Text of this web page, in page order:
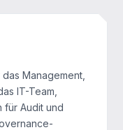
Management,
IT-Team,
für Audit und